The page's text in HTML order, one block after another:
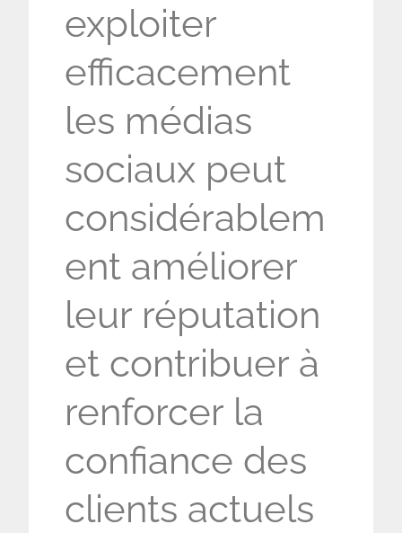
exploiter
efficacement
les médias
sociaux peut
considérablem
ent améliorer
leur réputation
et contribuer à
renforcer la
confiance des
clients actuels